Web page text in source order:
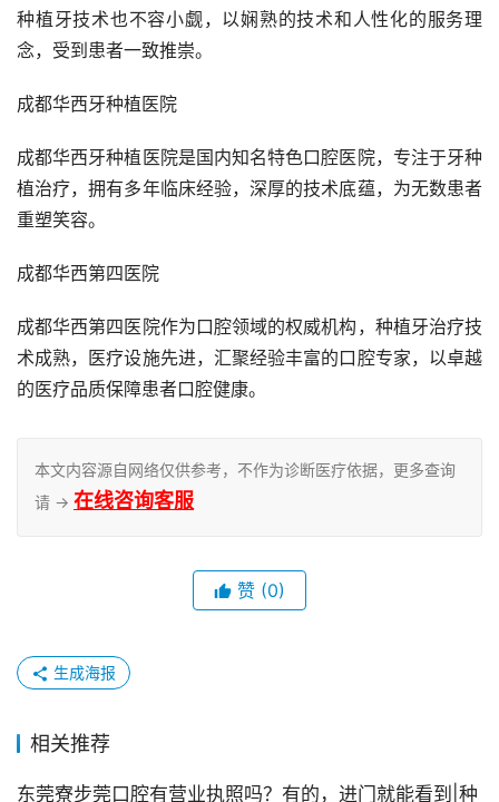
种植牙技术也不容小觑，以娴熟的技术和人性化的服务理
念，受到患者一致推崇。
成都华西牙种植医院
成都华西牙种植医院是国内知名特色口腔医院，专注于牙种
植治疗，拥有多年临床经验，深厚的技术底蕴，为无数患者
重塑笑容。
成都华西第四医院
成都华西第四医院作为口腔领域的权威机构，种植牙治疗技
术成熟，医疗设施先进，汇聚经验丰富的口腔专家，以卓越
的医疗品质保障患者口腔健康。
本文内容源自网络仅供参考，不作为诊断医疗依据，更多查询
请 → 在线咨询客服
赞 (0)
生成海报
相关推荐
东莞寮步莞口腔有营业执照吗？有的，进门就能看到|种